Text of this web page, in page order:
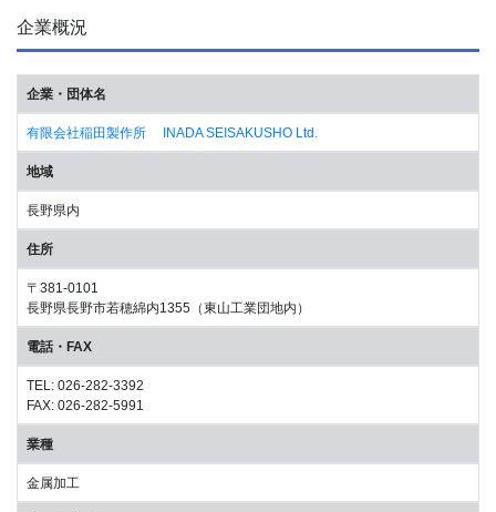
企業概況
企業・団体名
有限会社稲田製作所 INADA SEISAKUSHO Ltd.
地域
長野県内
住所
〒381-0101
長野県長野市若穂綿内1355（東山工業団地内）
電話・FAX
TEL: 026-282-3392
FAX: 026-282-5991
業種
金属加工